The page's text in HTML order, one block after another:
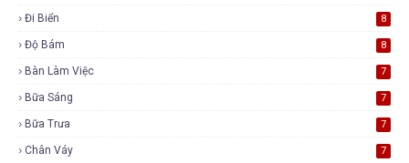
Đi Biển 8
Độ Bám 8
Bàn Làm Việc 7
Bữa Sáng 7
Bữa Trưa 7
Chân Váy 7